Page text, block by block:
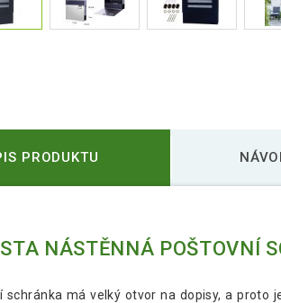
PRODUKTU
NÁSTĚNNÁ POŠTOVNÍ
schránka má velký otvor na dopisy, a proto